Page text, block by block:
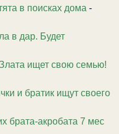
в поисках дома -
в дар. Будет
ищет свою семью!
и братик ищут своего
брата-акробата 7 мес